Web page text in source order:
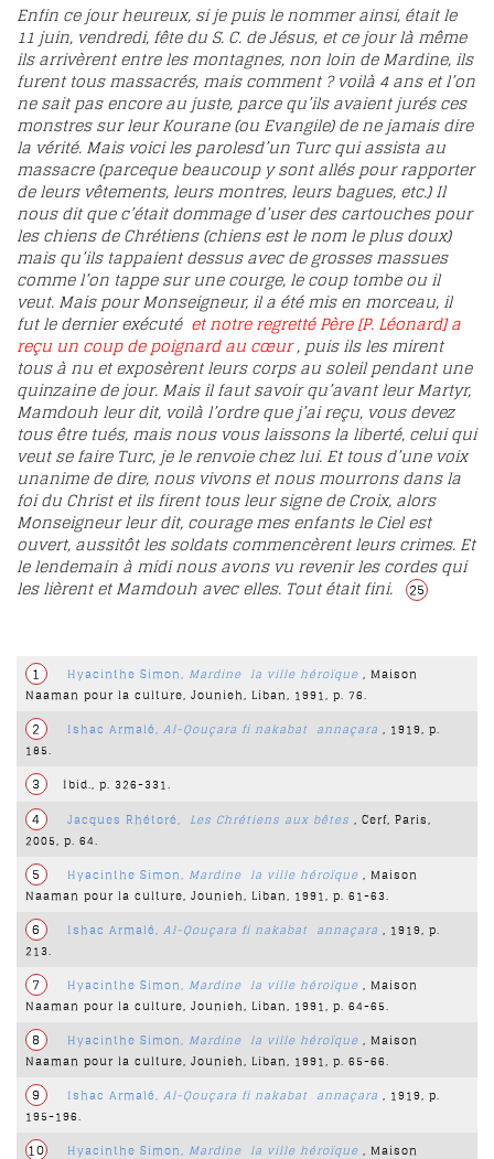
Enfin ce jour heureux, si je puis le nommer ainsi, était le
11 juin, vendredi, fête du S. C. de Jésus, et ce jour là même
ils arrivèrent entre les montagnes, non loin de Mardine, ils
furent tous massacrés, mais comment ? voilà 4 ans et l’on
ne sait pas encore au juste, parce qu’ils avaient jurés ces
monstres sur leur Kourane (ou Evangile) de ne jamais dire
la vérité. Mais voici les parolesd’un Turc qui assista au
massacre (parceque beaucoup y sont allés pour rapporter
de leurs vêtements, leurs montres, leurs bagues, etc.) Il
nous dit que c’était dommage d’user des cartouches pour
les chiens de Chrétiens (chiens est le nom le plus doux)
mais qu’ils tappaient dessus avec de grosses massues
comme l’on tappe sur une courge, le coup tombe ou il
veut. Mais pour Monseigneur, il a été mis en morceau, il
fut le dernier exécuté et notre regretté Père [P. Léonard] a
reçu un coup de poignard au cœur, puis ils les mirent
tous à nu et exposèrent leurs corps au soleil pendant une
quinzaine de jour. Mais il faut savoir qu’avant leur Martyr,
Mamdouh leur dit, voilà l’ordre que j’ai reçu, vous devez
tous être tués, mais nous vous laissons la liberté, celui qui
veut se faire Turc, je le renvoie chez lui. Et tous d’une voix
unanime de dire, nous vivons et nous mourrons dans la
foi du Christ et ils firent tous leur signe de Croix, alors
Monseigneur leur dit, courage mes enfants le Ciel est
ouvert, aussitôt les soldats commencèrent leurs crimes. Et
le lendemain à midi nous avons vu revenir les cordes qui
les lièrent et Mamdouh avec elles. Tout était fini. 25
1 Hyacinthe Simon, Mardine la ville héroïque , Maison
Naaman pour la culture, Jounieh, Liban, 1991, p. 76.
2 Ishac Armalé, Al-Qouçara fi nakabat annaçara , 1919, p.
185.
3 Ibid., p. 326-331.
4 Jacques Rhétoré, Les Chrétiens aux bêtes , Cerf, Paris,
2005, p. 64.
5 Hyacinthe Simon, Mardine la ville héroïque , Maison
Naaman pour la culture, Jounieh, Liban, 1991, p. 61-63.
6 Ishac Armalé, Al-Qouçara fi nakabat annaçara , 1919, p.
213.
7 Hyacinthe Simon, Mardine la ville héroïque , Maison
Naaman pour la culture, Jounieh, Liban, 1991, p. 64-65.
8 Hyacinthe Simon, Mardine la ville héroïque , Maison
Naaman pour la culture, Jounieh, Liban, 1991, p. 65-66.
9 Ishac Armalé, Al-Qouçara fi nakabat annaçara , 1919, p.
195-196.
10 Hyacinthe Simon, Mardine la ville héroïque , Maison